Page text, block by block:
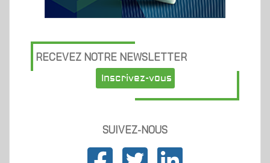
RECEVEZ NOTRE NEWSLETTER
Inscrivez-vous
SUIVEZ-NOUS